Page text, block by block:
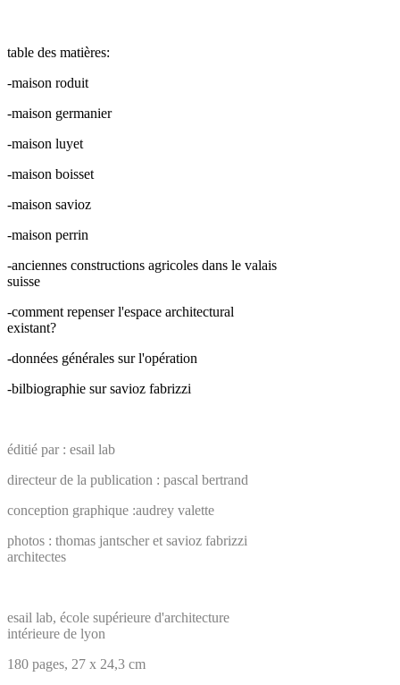
table des matières:
-maison roduit
-maison germanier
-maison luyet
-maison boisset
-maison savioz
-maison perrin
-anciennes constructions agricoles dans le valais
suisse
-comment repenser l'espace architectural
existant?
-données générales sur l'opération
-bilbiographie sur savioz fabrizzi
éditié par : esail lab
directeur de la publication : pascal bertrand
conception graphique :audrey valette
photos : thomas jantscher et savioz fabrizzi
architectes
esail lab, école supérieure d'architecture
intérieure de lyon
180 pages, 27 x 24,3 cm